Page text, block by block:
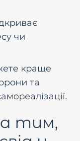
чи
краще
та
тим,